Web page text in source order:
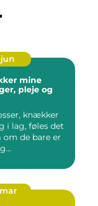
mine
pleje og
knækker
i lag, føles det
de bare er